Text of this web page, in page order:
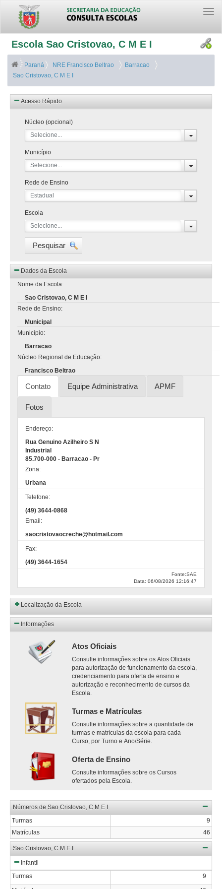
Escola Sao Cristovao, C M E I
Paraná NRE Francisco Beltrao
Barracao
Sao Cristovao, C M E I
Acesso Rápido
Núcleo (opcional)
Selecione...
Município
Selecione...
Rede de Ensino
Estadual
Escola
Selecione...
Pesquisar
Dados da Escola
Nome da Escola:
Sao Cristovao, C M E I
Rede de Ensino:
Municipal
Município:
Barracao
Núcleo Regional de Educação:
Francisco Beltrao
Contato Equipe Administrativa APMF
Fotos
Endereço:
Rua Genuino Azilheiro S N
Industrial
85.700-000 - Barracao - Pr
Zona:
Urbana
Telefone:
(49) 3644-0868
Email:
saocristovaocreche@hotmail.com
Fax:
(49) 3644-1654
Fonte:SAE
Data: 06/08/2026 12:16:47
Localização da Escola
Informações
Atos Oficiais
Consulte informações sobre os Atos Oficiais
para autorização de funcionamento da escola,
credenciamento para oferta de ensino e
autorização e reconhecimento de cursos da
Escola.
Turmas e Matrículas
Consulte informações sobre a quantidade de
turmas e matrículas da escola para cada
Curso, por Turno e Ano/Série.
Oferta de Ensino
Consulte informações sobre os Cursos
ofertados pela Escola.
Números de Sao Cristovao, C M E I
Turmas
9
Matrículas
46
Sao Cristovao, C M E I
Infantil
Turmas
9